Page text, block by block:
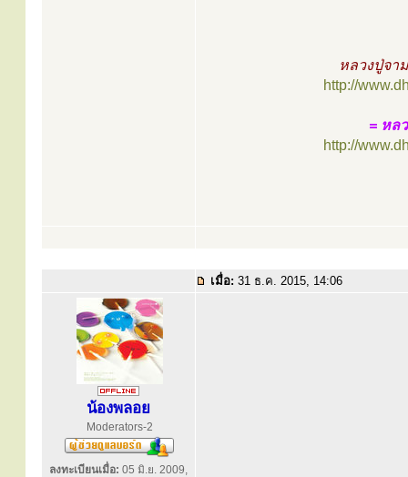
หลวงปู่จา
http://
= หล
http://
เมื่อ: 31 ธ.ค. 2015, 14:06
น้องพลอย
Moderators-2
ลงทะเบียนเมื่อ: 05 มิ.ย. 2009,